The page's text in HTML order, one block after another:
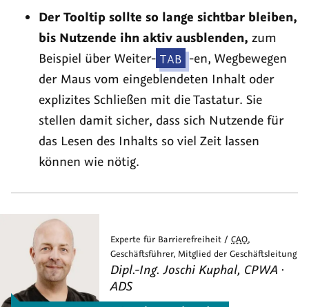
Der Tooltip sollte so lange sichtbar bleiben,
bis Nutzende ihn aktiv ausblenden, zum
Beispiel über Weiter- TAB -en, Wegbewegen
der Maus vom eingeblendeten Inhalt oder
explizites Schließen mit die Tastatur. Sie
stellen damit sicher, dass sich Nutzende für
das Lesen des Inhalts so viel Zeit lassen
können wie nötig.
Experte für Barrierefreiheit / CAO,
Geschäftsführer, Mitglied der Geschäftsleitung
Dipl.-Ing. Joschi Kuphal, CPWA ·
ADS